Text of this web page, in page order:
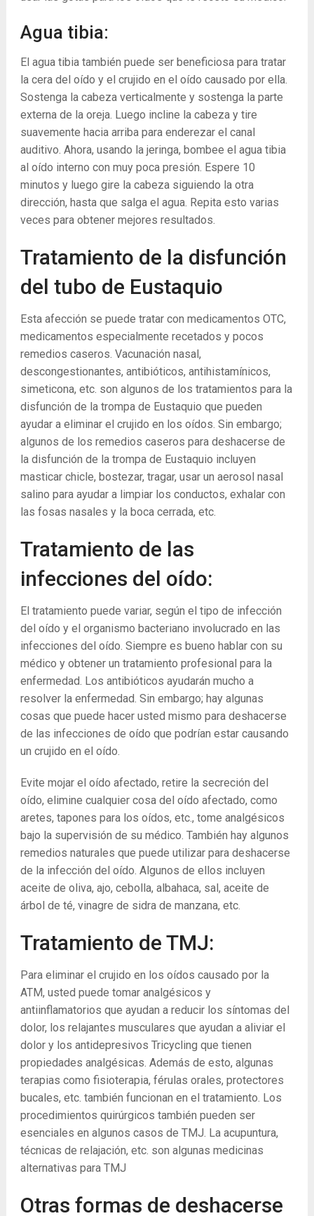
Agua tibia:
El agua tibia también puede ser beneficiosa para tratar
la cera del oído y el crujido en el oído causado por ella.
Sostenga la cabeza verticalmente y sostenga la parte
externa de la oreja. Luego incline la cabeza y tire
suavemente hacia arriba para enderezar el canal
auditivo. Ahora, usando la jeringa, bombee el agua tibia
al oído interno con muy poca presión. Espere 10
minutos y luego gire la cabeza siguiendo la otra
dirección, hasta que salga el agua. Repita esto varias
veces para obtener mejores resultados.
Tratamiento de la disfunción
del tubo de Eustaquio
Esta afección se puede tratar con medicamentos OTC,
medicamentos especialmente recetados y pocos
remedios caseros. Vacunación nasal,
descongestionantes, antibióticos, antihistamínicos,
simeticona, etc. son algunos de los tratamientos para la
disfunción de la trompa de Eustaquio que pueden
ayudar a eliminar el crujido en los oídos. Sin embargo;
algunos de los remedios caseros para deshacerse de
la disfunción de la trompa de Eustaquio incluyen
masticar chicle, bostezar, tragar, usar un aerosol nasal
salino para ayudar a limpiar los conductos, exhalar con
las fosas nasales y la boca cerrada, etc.
Tratamiento de las
infecciones del oído:
El tratamiento puede variar, según el tipo de infección
del oído y el organismo bacteriano involucrado en las
infecciones del oído. Siempre es bueno hablar con su
médico y obtener un tratamiento profesional para la
enfermedad. Los antibióticos ayudarán mucho a
resolver la enfermedad. Sin embargo; hay algunas
cosas que puede hacer usted mismo para deshacerse
de las infecciones de oído que podrían estar causando
un crujido en el oído.
Evite mojar el oído afectado, retire la secreción del
oído, elimine cualquier cosa del oído afectado, como
aretes, tapones para los oídos, etc., tome analgésicos
bajo la supervisión de su médico. También hay algunos
remedios naturales que puede utilizar para deshacerse
de la infección del oído. Algunos de ellos incluyen
aceite de oliva, ajo, cebolla, albahaca, sal, aceite de
árbol de té, vinagre de sidra de manzana, etc.
Tratamiento de TMJ:
Para eliminar el crujido en los oídos causado por la
ATM, usted puede tomar analgésicos y
antiinflamatorios que ayudan a reducir los síntomas del
dolor, los relajantes musculares que ayudan a aliviar el
dolor y los antidepresivos Tricycling que tienen
propiedades analgésicas. Además de esto, algunas
terapias como fisioterapia, férulas orales, protectores
bucales, etc. también funcionan en el tratamiento. Los
procedimientos quirúrgicos también pueden ser
esenciales en algunos casos de TMJ. La acupuntura,
técnicas de relajación, etc. son algunas medicinas
alternativas para TMJ
Otras formas de deshacerse